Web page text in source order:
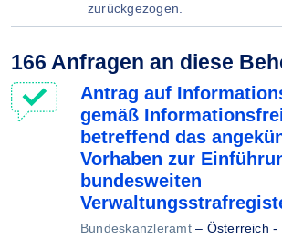
zurückgezogen.
166 Anfragen an diese
Antrag auf
gemäß
betreffend das
Vorhaben zur
bundesweiten
Bundeskanzleramt– Österreich -